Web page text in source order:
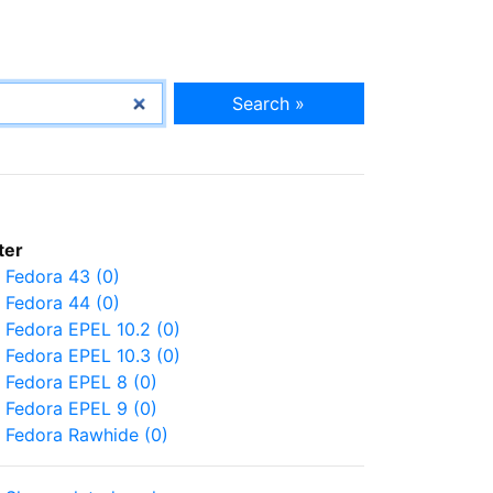
Search »
Fedora 43 (0)
Fedora 44 (0)
Fedora EPEL 10.2 (0)
Fedora EPEL 10.3 (0)
Fedora EPEL 8 (0)
Fedora EPEL 9 (0)
Fedora Rawhide (0)